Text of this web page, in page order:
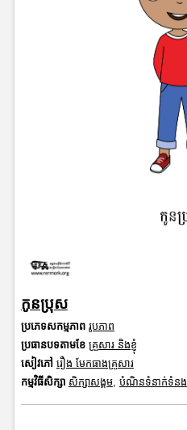
កូនប្រុស
ប្រភេទសកម្មភាព រូបភាព
ប្រធានបទតាមខែ គ្រួសារ និងខ្ញុំ
សៀវភៅ រឿង មែកធាងគ្រួសារ
កម្មវិធីសិក្សា សិក្សាសង្គម, បំណិនទំនាក់ទំនង